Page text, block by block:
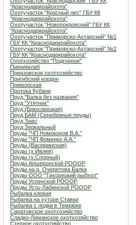
"Краснодаркрайохота"
Охотучасток "Красный лес" ГБУ КК
"Краснодаркрайохота"
Охотучасток "Новопокровский" ГБУ КК
"Краснодаркрайохота"
Охотучасток "Приморско-Ахтарский" №1
ГБУ КК "Краснодаркрайохота"
Охотучасток "Приморско-Ахтарский" №2
ГБУ КК "Краснодаркрайохота"
Охотхозяйство "Подгорное"
Пикникклаб
Приазовское охотхозяйство
Пригибский кордон
Приморская
Протока Кубани
Пруд "Балка без названия"
Пруд "Утятник"
Пруд (Брюховецкая)
Пруд БАМ (Серебряные пруды)
Пруд Зевс
Пруд Зеркальный
Пруды "ЧП Номоконов В.А."
Пруды "ЧП Фоменко А.А."
Пруды (Васюринская)
Пруды (х.Ивлев)
Пруды (х.Спорный)
Пруды Апшеронской РОООР
Пруды на р. Очеретова Балка
Пруды ООО "Тихорецкий рыбхоз"
Пруды Успенской РОООР
Пруды Усть-Лабинской РОООР
Рыбалка клевая
Рыбалка на хуторе Ставки
Рыбалка с лодки в Темрюке
Саратовское охотхозяйство
Сладко-Лиманское охотхозяйство
Степное охотхозяйство